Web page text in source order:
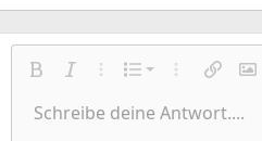
Fett KursivWeitere Einstellungen…
Liste Weitere
Link
Schriftgröße
9
TextfarbeSchriftfamilie
Arial
Durchgestrichen
Inline-
AusrichtungLinksbündig
Paragraph format
Normal
ZitatMedienTabelle einfügen
Insert horizontal
SpoilerCode
Wiederholen
BBCode umschalten
Formatierung entfernen
EntwürfeEntwurf
Schreibe deine Antwort....